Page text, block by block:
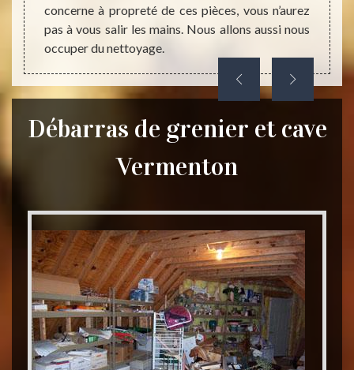
concerne à propreté de ces pièces, vous n’aurez
pas à vous salir les mains. Nous allons aussi nous
occuper du nettoyage.
Débarras de grenier et cave
Vermenton